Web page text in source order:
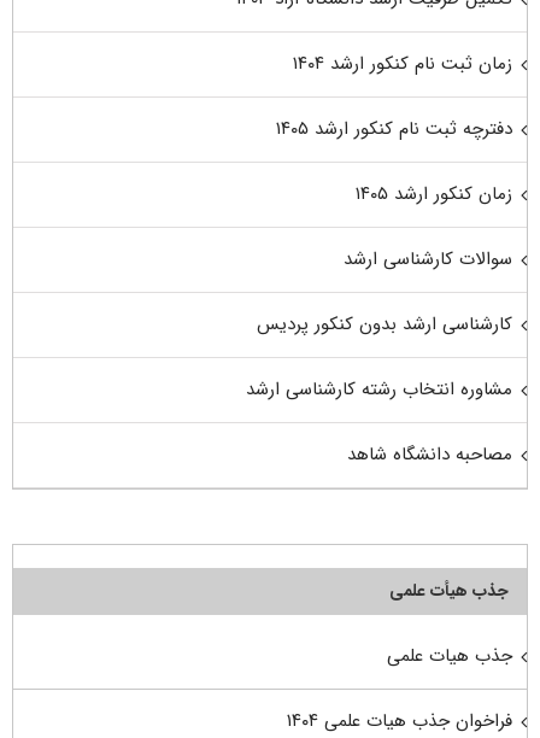
زمان ثبت نام کنکور ارشد ۱۴۰۴
دفترچه ثبت نام کنکور ارشد ۱۴۰۵
زمان کنکور ارشد ۱۴۰۵
سوالات کارشناسی ارشد
کارشناسی ارشد بدون کنکور پردیس
مشاوره انتخاب رشته کارشناسی ارشد
مصاحبه دانشگاه شاهد
جذب هیأت علمی
جذب هیات علمی
فراخوان جذب هیات علمی ۱۴۰۴